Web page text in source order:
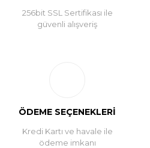
256bit SSL Sertifikası ile
güvenli alışveriş
ÖDEME SEÇENEKLERİ
Kredi Kartı ve havale ile
ödeme imkanı